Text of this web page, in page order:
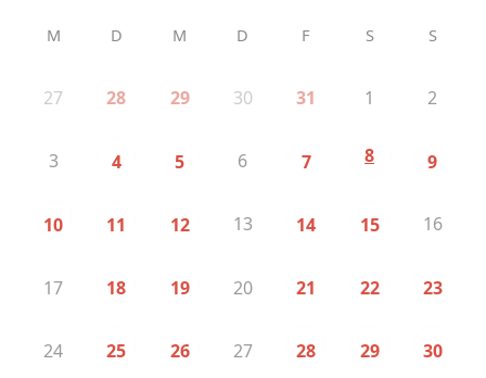
M D M D F S S
27 28 29 30 31 1 2
3 4 5 6 7 8 9
10 11 12 13 14 15 16
17 18 19 20 21 22 23
24 25 26 27 28 29 30